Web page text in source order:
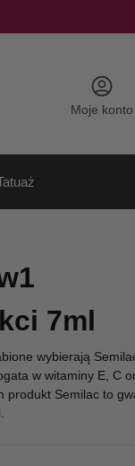
Moje konto
7ml
wybierają
w witaminy E, C
produkt Semilac to